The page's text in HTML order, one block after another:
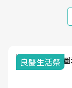
良醫生活祭